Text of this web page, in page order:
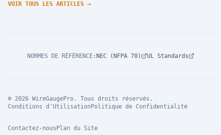
VOIR TOUS LES ARTICLES →
NORMES DE RÉFÉRENCE: NEC (NFPA 70) UL Standards
© 2026 WireGaugePro. Tous droits réservés.
Conditions d'Utilisation Politique de Confidentialité
Contactez-nous Plan du Site